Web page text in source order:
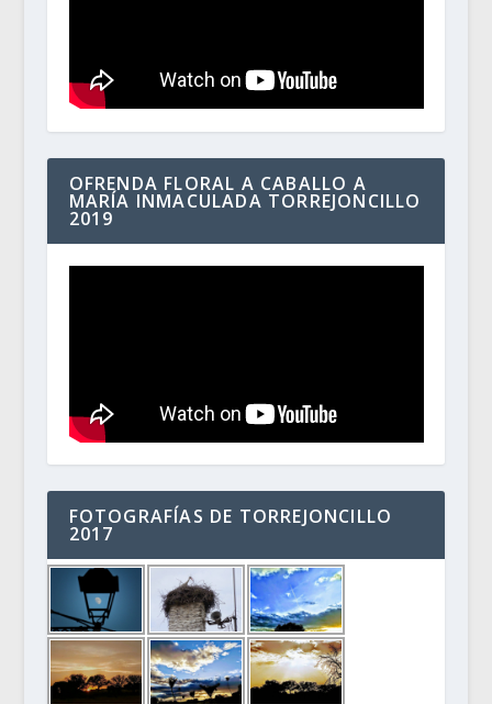
OFRENDA FLORAL A CABALLO A
MARÍA INMACULADA TORREJONCILLO
2019
FOTOGRAFÍAS DE TORREJONCILLO
2017